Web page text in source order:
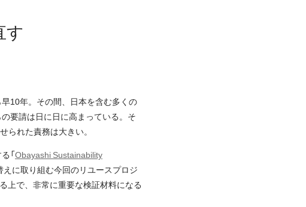
す
10年。その間、日本を含む多くの
要請は日に日に高まっている。そ
られた責務は大きい。
「Obayashi Sustainability
に取り組む今回のリユースプロジ
上で、非常に重要な検証材料になる